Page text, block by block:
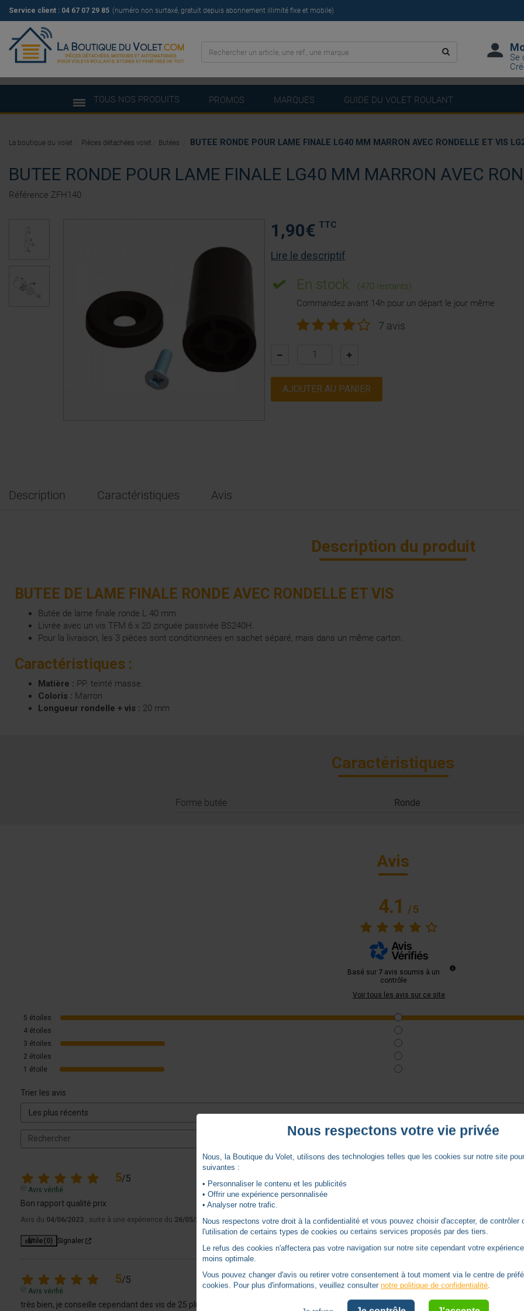
Service client : 04 67 07 29 85 (numéro non surtaxé, gratuit depuis abonnement illimité fixe et mobile)
Se
TOUS NOS PRODUITS PROMOS MARQUES GUIDE DU VOLET ROULANT
BUTEE RONDE POUR LAME FINALE LG40 MM MARRON AVEC
Référence ZFH140
1,90€ TTC
Lire le descriptif
En stock
(470 restants)
Commandez avant 14h pour un départ le jour même
7 avis
AJOUTER AU PANIER
Description Caractéristiques Avis
Description du produit
BUTEE DE LAME FINALE RONDE AVEC RONDELLE ET VIS
Butée de lame finale ronde L 40 mm
Livrée avec un vis TFM 6 x 20 zinguée passivée BS240H.
Pour la livraison, les 3 pièces sont conditionnées en sachet séparé, mais dans un même carton.
Caractéristiques :
Matière : PP. teinté masse.
Coloris : Marron
Longueur rondelle + vis : 20 mm
Caractéristiques
Forme butée Ronde
Avis
4.1/5
Basé sur 7 avis soumis à un
contrôle
Voir tous les avis sur ce site
5 étoiles
4 étoiles
3 étoiles
2 étoiles
1 étoile
Trier les avis
5/5
Avis vérifié
Bon rapport qualité prix
Avis du 04/06/2023 , suite à une expérience du 26/05/2023 parA.A.
Utile(0) Signaler
5/5
Avis vérifié
très bien, je conseille cependant des vis de 25 plutôt que de 20 selon l'épaisseur de la lame du volet.
La boutique du volet Pièces détachées volet Butées BUTEE RONDE POUR LAME FINALE LG40 MM MARRON AVEC RONDELLE ET VIS
Nous respectons votre vie privée
Nous, la Boutique du Volet, utilisons des technologies telles que les cookies sur notre site
suivantes :
• Personnaliser le contenu et les publicités
• Offrir une expérience personnalisée
• Analyser notre trafic.
Nous respectons votre droit à la confidentialité et vous pouvez choisir d'accepter, de contrôler
l'utilisation de certains types de cookies ou certains services proposés par des tiers.
Le refus des cookies n'affectera pas votre navigation sur notre site cependant votre
moins optimale.
Vous pouvez changer d'avis ou retirer votre consentement à tout moment via le centre de
cookies. Pour plus d'informations, veuillez consulternotre politique de confidentialité.